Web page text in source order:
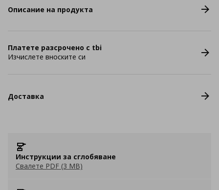
Описание на продукта
Платете разсрочено с tbi
Изчислете вноските си
Доставка
Инструкции за сглобяване
Свалете PDF (3 MB)